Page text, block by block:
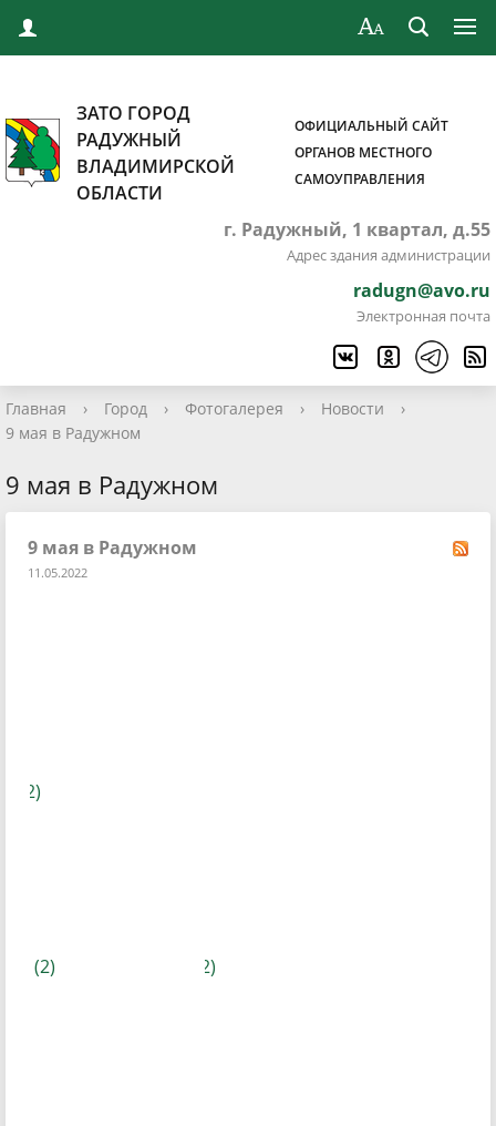
ЗАТО ГОРОД
РАДУЖНЫЙ
ВЛАДИМИРСКОЙ
ОБЛАСТИ
ОФИЦИАЛЬНЫЙ САЙТ
ОРГАНОВ МЕСТНОГО
САМОУПРАВЛЕНИЯ
г. Радужный, 1 квартал, д.55
Адрес здания администрации
radugn@avo.ru
Электронная почта
Главная › Город › Фотогалерея › Новости
›
9 мая в Радужном
9 мая в Радужном
9 мая в Радужном
11.05.2022